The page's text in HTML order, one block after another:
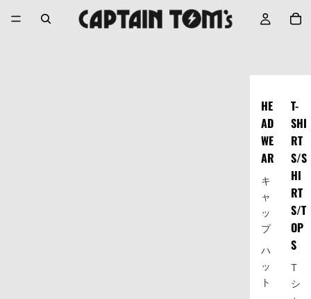
HE
AD
WE
AR
キ
ャ
ッ
プ
ハ
ッ
ト
T-
SHI
RT
S/S
HI
RT
S/T
OP
S
T
シ